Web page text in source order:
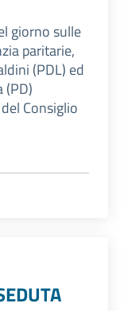
giorno sulle
paritarie,
(PDL) ed
(PD)
Consiglio